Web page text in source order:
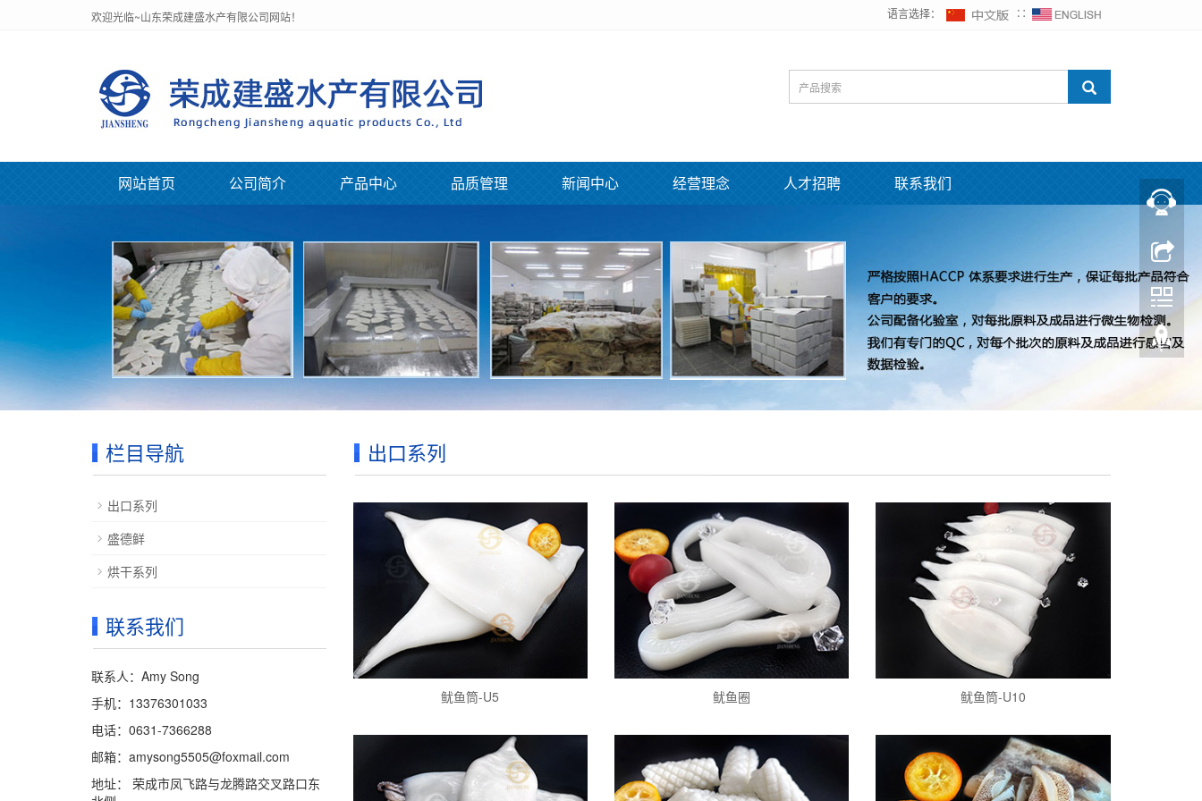
欢迎光临~山东荣成建盛水产有限公司网站！ 语言选择： ∷
网站首页 公司简介 产品中心 品质管理 新闻中心 经营理念 人才招聘 联系我们
出口系列
鱿鱼筒-U5 鱿鱼圈 鱿鱼筒-U10
栏目导航
出口系列
盛德鲜
烘干系列
联系我们
联系人：Amy Song
手机：13376301033
电话：0631-7366288
邮箱：amysong5505@foxmail.com
地址： 荣成市凤飞路与龙腾路交叉路口东